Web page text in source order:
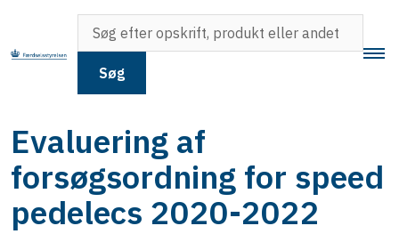
Søg
Evaluering af
forsøgsordning for speed
pedelecs 2020-2022